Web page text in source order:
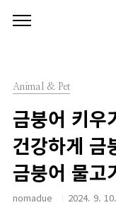
Animal & Pet
금붕어 키우
건강하게 금
금붕어 물고
nomadue 2024. 9.